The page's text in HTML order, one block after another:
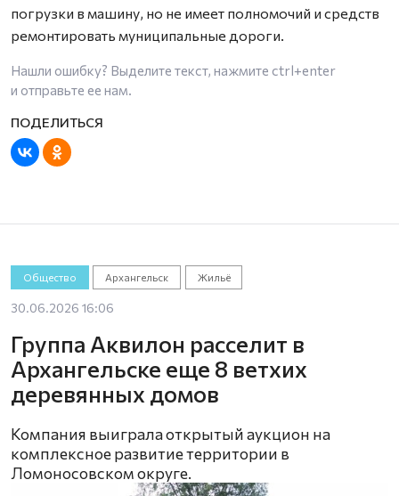
погрузки в машину, но не имеет полномочий и средств
ремонтировать муниципальные дороги.
Нашли ошибку? Выделите текст, нажмите ctrl+enter
и отправьте ее нам.
Общество Архангельск Жильё
30.06.2026 16:06
Группа Аквилон расселит в
Архангельске еще 8 ветхих
деревянных домов
Компания выиграла открытый аукцион на
комплексное развитие территории в
Ломоносовском округе.